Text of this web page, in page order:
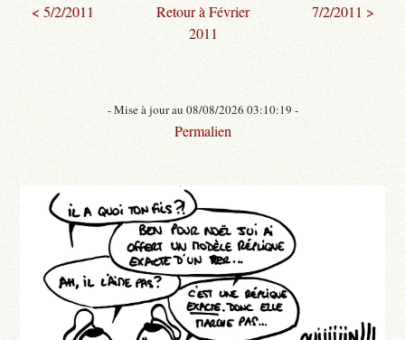
< 5/2/2011
Retour à Février
2011
7/2/2011 >
- Mise à jour au 08/08/2026 03:10:19 -
Permalien